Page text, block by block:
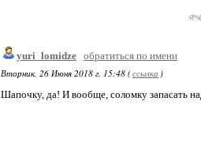
yuri_lomidze обратиться по имени
Вторник, 26 Июня 2018 г. 15:48 (ссылка )
Шапочку, да! И вообще, соломку запасать